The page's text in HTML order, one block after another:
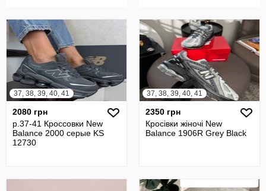
37, 38, 39, 40, 41
2080 грн
р.37-41 Кроссовки New
Balance 2000 серые KS
12730
37, 38, 39, 40, 41
2350 грн
Кросівки жіночі New
Balance 1906R Grey Black